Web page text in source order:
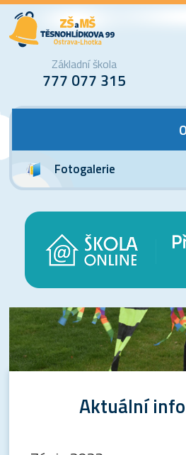
Základní škola
777 077 315
Fotogalerie
Aktuální